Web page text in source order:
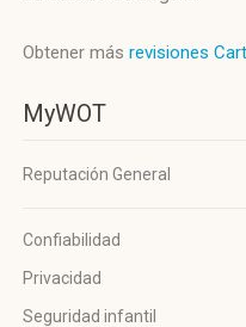
Obtener más revisiones
MyWOT
Reputación General
Confiabilidad
Privacidad
Seguridad infantil